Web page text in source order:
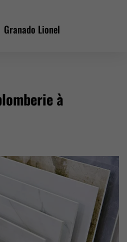
Granado Lionel
à